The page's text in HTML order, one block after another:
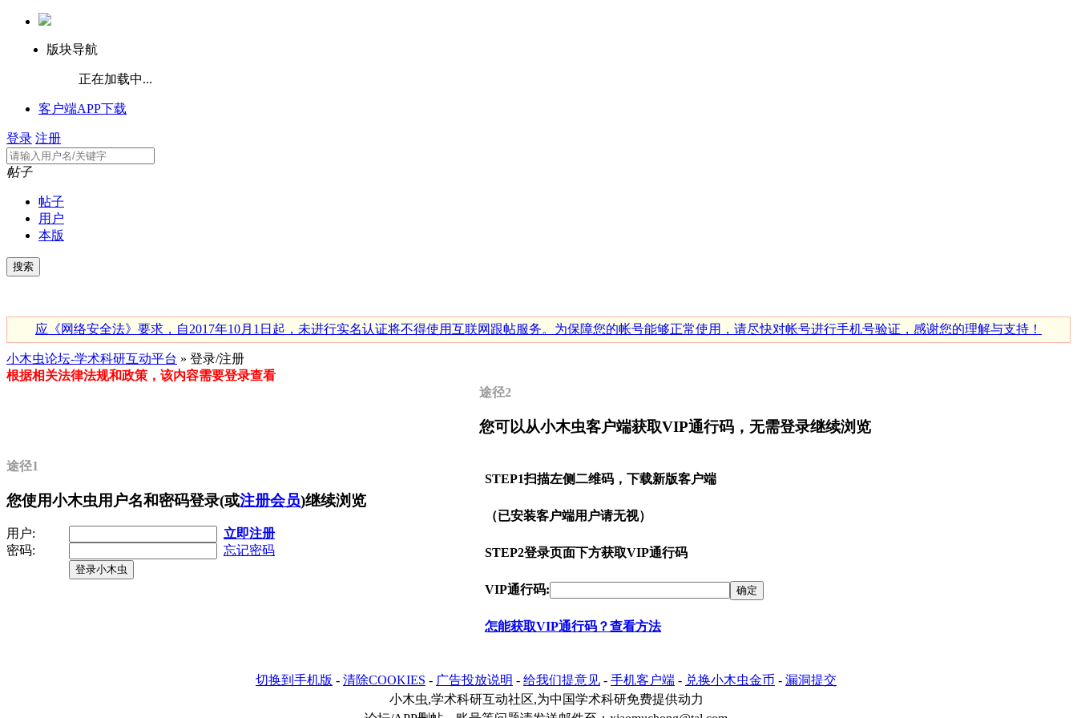
版块导航
正在加载中...
客户端APP下载
登录 注册
帖子
帖子
用户
本版
应《网络安全法》要求，自2017年10月1日起，未进行实名认证将不得使用互联网跟帖服务。为保障您的帐号能够正常使用，请尽快对帐号进行手机号验证，感谢您的理解与支持！
小木虫论坛-学术科研互动平台 » 登录/注册
根据相关法律法规和政策，该内容需要登录查看
途径1
您使用小木虫用户名和密码登录(或注册会员)继续浏览
用户:
立即注册
密码:
忘记密码
登录小木虫
途径2
您可以从小木虫客户端获取VIP通行码，无需登录继续浏览
STEP1扫描左侧二维码，下载新版客户端
（已安装客户端用户请无视）
STEP2登录页面下方获取VIP通行码
VIP通行码:
怎能获取VIP通行码？查看方法
切换到手机版 - 清除COOKIES - 广告投放说明 - 给我们提意见 - 手机客户端 - 兑换小木虫金币 - 漏洞提交
小木虫,学术科研互动社区,为中国学术科研免费提供动力